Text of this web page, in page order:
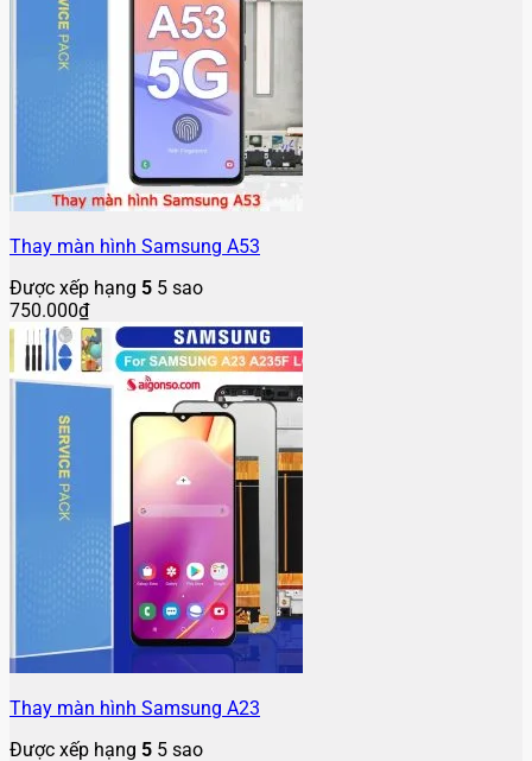
Thay màn hình Samsung A53
Được xếp hạng 5 5 sao
750.000₫
Thay màn hình Samsung A23
Được xếp hạng 5 5 sao